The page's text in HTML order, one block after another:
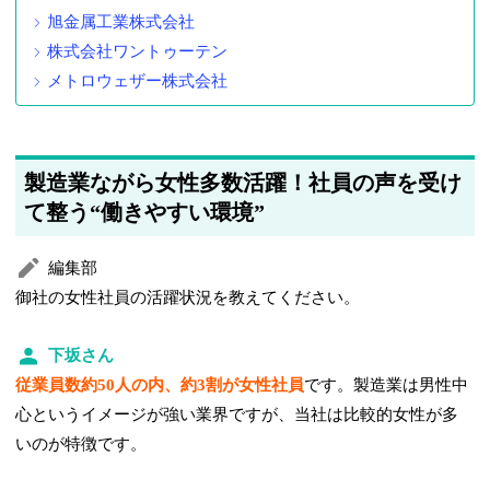
旭金属工業株式会社
株式会社ワントゥーテン
メトロウェザー株式会社
製造業ながら女性多数活躍！社員の声を受け
て整う“働きやすい環境”
編集部
御社の女性社員の活躍状況を教えてください。
下坂さん
従業員数約50人の内、約3割が女性社員です。製造業は男性中
心というイメージが強い業界ですが、当社は比較的女性が多
いのが特徴です。